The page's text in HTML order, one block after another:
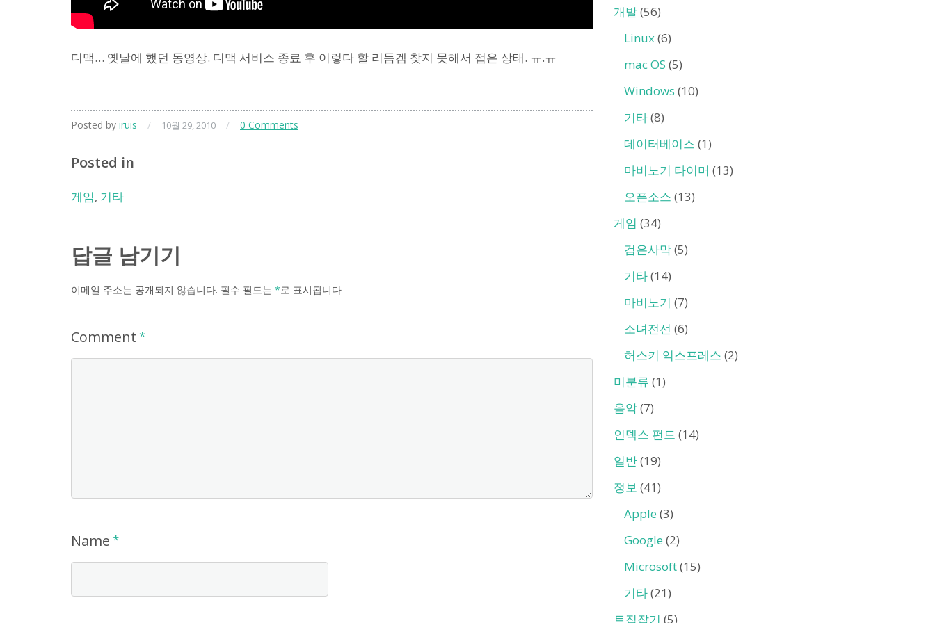
디맥… 옛날에 했던 동영상. 디맥 서비스 종료 후 이렇다 할 리듬겜 찾지 못해서 접은 상태. ㅠ.ㅠ
Posted by iruis / 10월 29, 2010 / 0 Comments
Posted in
게임, 기타
답글 남기기
이메일 주소는 공개되지 않습니다. 필수 필드는 *로 표시됩니다
Comment *
Name *
개발(56)
Linux(6)
mac OS (5)
Windows (10)
기타(8)
데이터베이스 (1)
마비노기 타이머 (13)
오픈소스 (13)
게임 (34)
검은사막(5)
기타(14)
마비노기 (7)
소녀전선 (6)
허스키 익스프레스 (2)
미분류 (1)
음악(7)
인덱스 펀드 (14)
일반(19)
정보 (41)
Apple (3)
Google (2)
Microsoft(15)
기타(21)
트집잡기 (5)